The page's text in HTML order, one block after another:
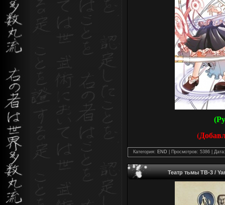
Категория: END | Просмотров: 5386 |
Театр тьмы ТВ-3 /